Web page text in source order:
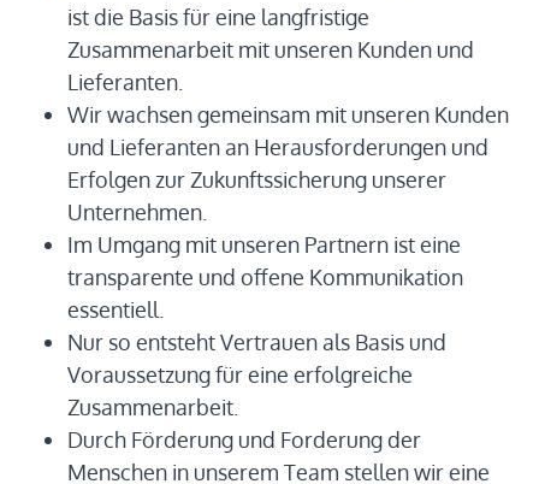
ist die Basis für eine langfristige
Zusammenarbeit mit unseren Kunden und
Lieferanten.
Wir wachsen gemeinsam mit unseren Kunden
und Lieferanten an Herausforderungen und
Erfolgen zur Zukunftssicherung unserer
Unternehmen.
Im Umgang mit unseren Partnern ist eine
transparente und offene Kommunikation
essentiell.
Nur so entsteht Vertrauen als Basis und
Voraussetzung für eine erfolgreiche
Zusammenarbeit.
Durch Förderung und Forderung der
Menschen in unserem Team stellen wir eine